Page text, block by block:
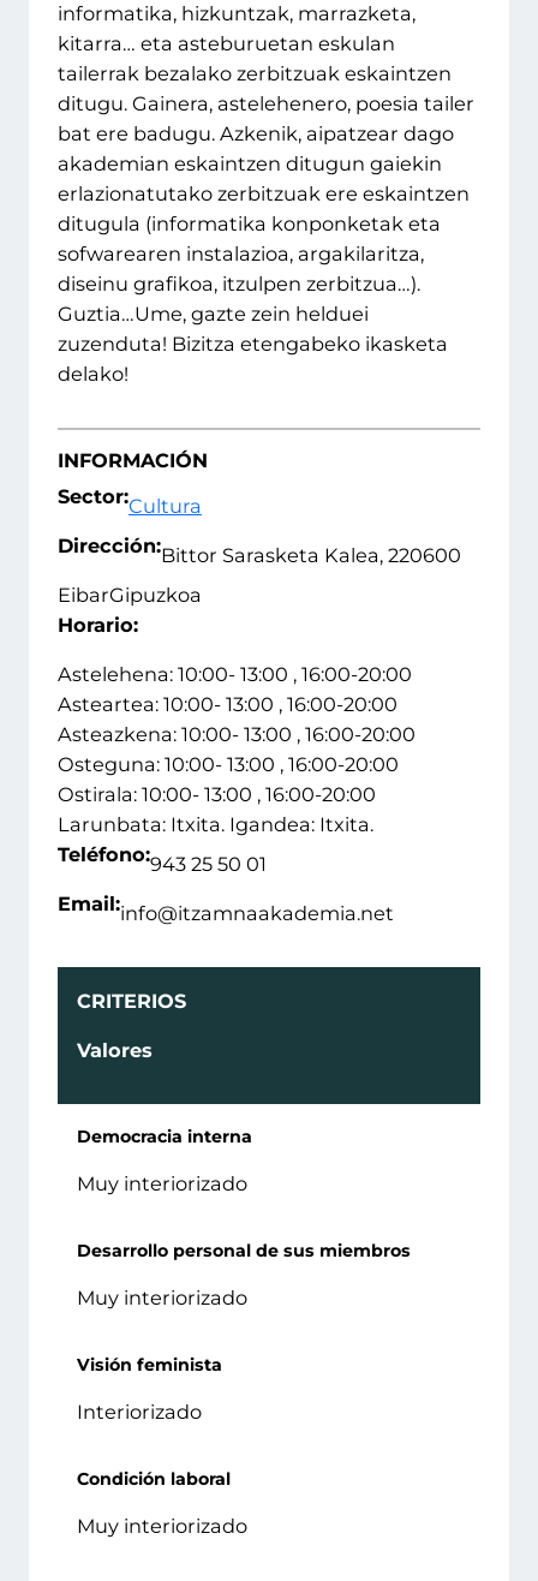
informatika, hizkuntzak, marrazketa,
kitarra… eta asteburuetan eskulan
tailerrak bezalako zerbitzuak eskaintzen
ditugu. Gainera, astelehenero, poesia tailer
bat ere badugu. Azkenik, aipatzear dago
akademian eskaintzen ditugun gaiekin
erlazionatutako zerbitzuak ere eskaintzen
ditugula (informatika konponketak eta
sofwarearen instalazioa, argakilaritza,
diseinu grafikoa, itzulpen zerbitzua…).
Guztia…Ume, gazte zein helduei
zuzenduta! Bizitza etengabeko ikasketa
delako!
INFORMACIÓN
Sector:Cultura
Dirección:Bittor Sarasketa Kalea, 220600
EibarGipuzkoa
Horario:
Astelehena: 10:00- 13:00 , 16:00-20:00
Asteartea: 10:00- 13:00 , 16:00-20:00
Asteazkena: 10:00- 13:00 , 16:00-20:00
Osteguna: 10:00- 13:00 , 16:00-20:00
Ostirala: 10:00- 13:00 , 16:00-20:00
Larunbata: Itxita. Igandea: Itxita.
Teléfono:943 25 50 01
Email:info@itzamnaakademia.net
CRITERIOS
Valores
Democracia interna
Muy interiorizado
Desarrollo personal de sus miembros
Muy interiorizado
Visión feminista
Interiorizado
Condición laboral
Muy interiorizado